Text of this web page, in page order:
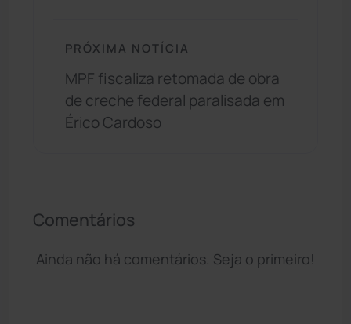
PRÓXIMA NOTÍCIA
MPF fiscaliza retomada de obra
de creche federal paralisada em
Érico Cardoso
Comentários
Ainda não há comentários. Seja o primeiro!